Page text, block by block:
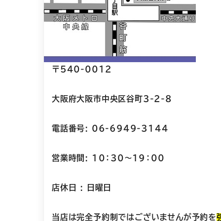
〒540-0012
大阪府大阪市中央区谷町3-2-8
電話番号: 06-6949-3144
営業時間: 10：30～19：00
店休日 : 日曜日
当店は完全予約制ではございませんが予約を